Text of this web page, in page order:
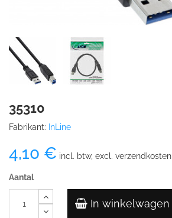
35310
Fabrikant: InLine
4,10 € incl. btw, excl. verzendkosten
Aantal
In winkelwagen